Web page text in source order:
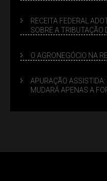
RECEITA FEDERAL
SOBRE A TRIBUTAÇÃO
O AGRONEGÓCIO NA
APURAÇÃO
MUDARÁ APENAS A